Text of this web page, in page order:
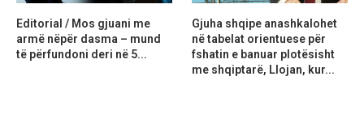
Editorial / Mos gjuani me
armë nëpër dasma – mund
të përfundoni deri në 5...
Gjuha shqipe anashkalohet
në tabelat orientuese për
fshatin e banuar plotësisht
me shqiptarë, Llojan, kur...